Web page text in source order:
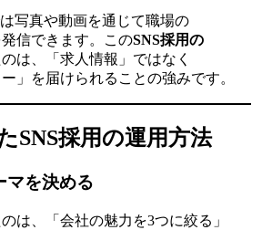
写真や動画を通じて職場の
信できます。このSNS採用の
は、「求人情報」ではなく
」を届けられることの強みです。
SNS採用の運用方法
マを決める
は、「会社の魅力を3つに絞る」